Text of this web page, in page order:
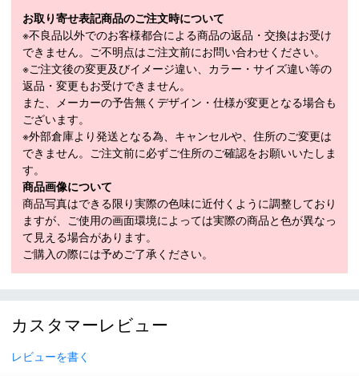
SPECIFICATION
モデル
OO7070-K2
LENGTH（cm）
L
モデル年
その他
＊取扱商品は、日本正規品です。
＊商品情報はディーラーカタログを基に表記しております。
＊製造の時期により、デザインが商品画像と異なる場合がご
ざいます。
＊製造上におきる細かい傷・汚れは、不良品に該当はしませ
ん。
＊店頭在庫と共有をしております。タイミングにより完売す
い合わせください。
お取り寄せ表記商品のご注文時について
※不良品以外でのお客様都合による商品の返品・交換はお受け
できません。ご不明点はご注文前にお問い合わせください。
※ご注文後の変更及びイメージ違い、カラー・サイズ違い等の
返品・変更もお受けできません。
また、メーカーの予告無くデザイン・仕様が変更となる場合も
ございます。
※外部倉庫より発送となる為、キャンセルや、住所のご変更は
できません。ご注文前に必ずご住所のご確認をお願いいたしま
す。
商品画像について
商品写真はできる限り実際の色味に近付くように調整しており
ますが、ご使用の画面環境によっては実際の商品と色が異なっ
て見える場合があります。
ご購入の際には予めご了承ください。
カスタマーレビュー
レビューを書く